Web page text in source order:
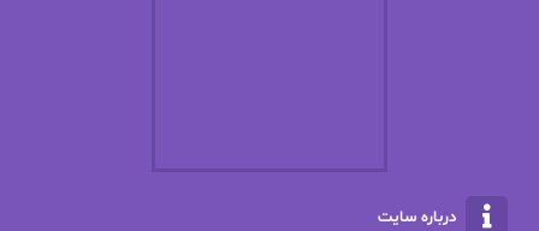
الناز محمدی
درباره سایت